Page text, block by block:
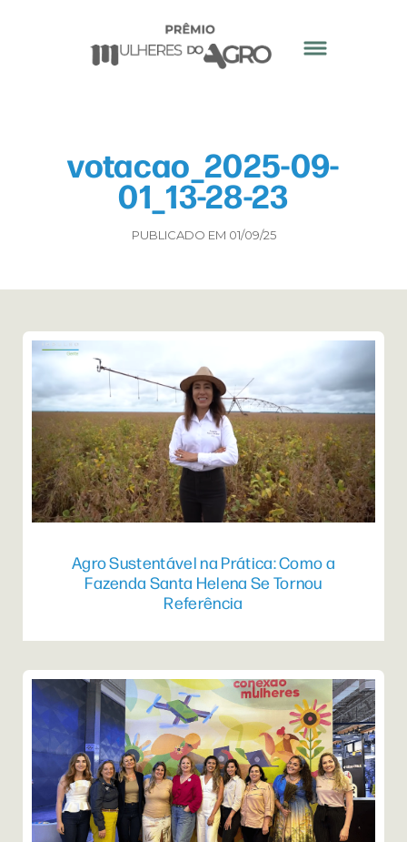
votacao_2025-09-
01_13-28-23
PUBLICADO EM 01/09/25
Agro Sustentável na Prática: Como a
Fazenda Santa Helena Se Tornou
Referência